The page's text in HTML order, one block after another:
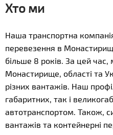
Хто ми
Наша транспортна
перевезення в
більше 8 років. За цей
Монастирище, області та
різних вантажів. Наш
габаритних, так і
автотранспортом. Також,
вантажів та контейнерні